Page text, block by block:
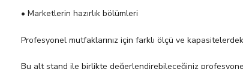
• Marketlerin hazırlık bölümleri
Profesyonel mutfaklarınız için farklı ölçü ve
Bu alt stand ile birlikte değerlendirebileceğiniz